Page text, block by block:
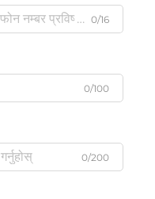
0/16
0/100
0/200